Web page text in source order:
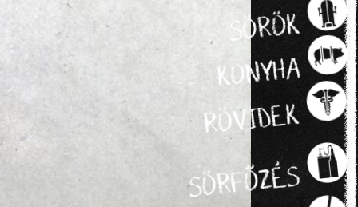
SÖRÖK
KONYHA
RÖVIDEK
SÖRFŐZÉS